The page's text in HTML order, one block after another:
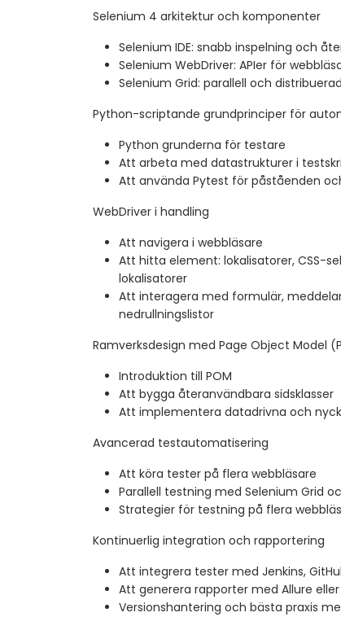
Selenium 4 arkitektur och komponenter
Selenium IDE: snabb inspelning och
Selenium WebDriver: APIer för
Selenium Grid: parallell och
Python-scriptande grundprinciper för
Python grunderna för testare
Att arbeta med datastrukturer i
Att använda Pytest för påståenden
WebDriver i handling
Att navigera i webbläsare
Att hitta element: lokalisatorer, CSS-
lokalisatorer
Att interagera med formulär,
nedrullningslistor
Ramverksdesign med Page Object Model
Introduktion till POM
Att bygga återanvändbara sidsklasser
Att implementera datadrivna och
Avancerad testautomatisering
Att köra tester på flera webbläsare
Parallell testning med Selenium Grid
Strategier för testning på flera
Kontinuerlig integration och rapportering
Att integrera tester med Jenkins,
Att generera rapporter med Allure
Versionshantering och bästa praxis